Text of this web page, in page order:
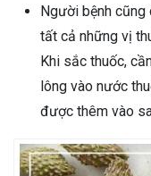
Người bệnh
tất cả những vị
Khi sắc thuốc,
lông vào nước
được thêm vào